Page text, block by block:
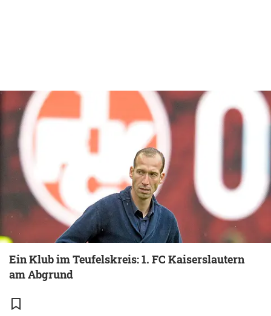
Ein Klub im Teufelskreis: 1. FC Kaiserslautern
am Abgrund